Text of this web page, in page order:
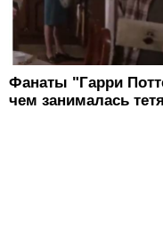
Фанаты "Гарри
чем занималась